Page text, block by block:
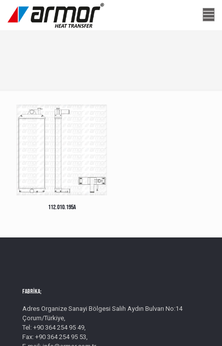
112.010.195A
Fabrika;
Adres Organize Sanayi Bölgesi Salih Aydın Bulvarı No:14
Çorum/Türkiye,
Tel: +90 364 254 95 49,
Fax: +90 364 254 95 53,